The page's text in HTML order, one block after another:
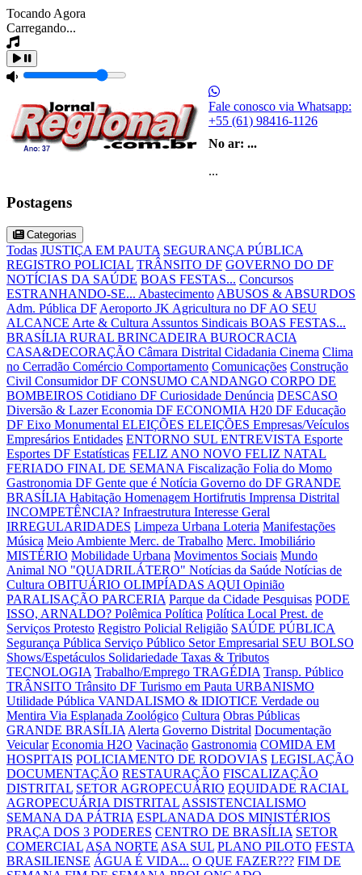
Tocando Agora
Carregando...
Fale conosco via Whatsapp:
+55 (61) 98416-1126
No ar: ...
...
Postagens
Categorias
Todas JUSTIÇA EM PAUTA SEGURANÇA PÚBLICA
REGISTRO POLICIAL TRÂNSITO DF GOVERNO DO DF
NOTÍCIAS DA SAÚDE BOAS FESTAS... Concursos
ESTRANHANDO-SE... AbastecimentoABUSOS & ABSURDOS
Adm. Pública DFAeroporto JKAgricultura no DFAO SEU
ALCANCE Arte & CulturaAssuntos Sindicais BOAS FESTAS...
BRASÍLIA RURAL BRINCADEIRABUROCRACIA
CASA&DECORAÇÃO Câmara Distrital Cidadania Cinema Clima
no Cerradão Comércio Comportamento Comunicações Construção
Civil Consumidor DF CONSUMO CANDANGO CORPO DE
BOMBEIROS Cotidiano DF Curiosidade Denúncia DESCASO
Diversão & LazerEconomia DF ECONOMIA H20 DF Educação
DF Eixo Monumental ELEIÇÕES ELEIÇÕES Empresas/Veículos
Empresários Entidades ENTORNO SUL ENTREVISTAEsporte
Esportes DF Estatísticas FELIZ ANO NOVO FELIZ NATAL
FERIADO FINAL DE SEMANAFiscalização Folia do Momo
Gastronomia DF Gente que é Notícia Governo do DF GRANDE
BRASÍLIAHabitação Homenagem Hortifrutis Imprensa Distrital
INCOMPETÊNCIA? Infraestrutura Interesse Geral
IRREGULARIDADES Limpeza Urbana Loteria Manifestações
Música Meio Ambiente Merc. de Trabalho Merc. Imobiliário
MISTÉRIO Mobilidade Urbana Movimentos Sociais Mundo
Animal NO "QUADRILÁTERO" Notícias da Saúde Notícias de
Cultura OBITUÁRIO OLIMPÍADAS AQUI Opinião
PARALISAÇÃO PARCERIA Parque da Cidade Pesquisas PODE
ISSO, ARNALDO? Polêmica Política Política Local Prest. de
Serviços Protesto Registro Policial Religião SAÚDE PÚBLICA
Segurança Pública Serviço Público Setor Empresarial SEU BOLSO
Shows/Espetáculos Solidariedade Taxas & Tributos
TECNOLOGIA Trabalho/Emprego TRAGÉDIA Transp. Público
TRÂNSITO Trânsito DF Turismo em Pauta URBANISMO
Utilidade Pública VANDALISMO & IDIOTICE Verdade ou
Mentira Via Esplanada Zoológico Cultura Obras Públicas
GRANDE BRASÍLIAAlerta Governo Distrital Documentação
Veicular Economia H2O Vacinação Gastronomia COMIDA EM
HOSPITAIS POLICIAMENTO DE RODOVIAS LEGISLAÇÃO
DOCUMENTAÇÃO RESTAURAÇÃO FISCALIZAÇÃO
DISTRITAL SETOR AGROPECUÁRIO EQUIDADE RACIAL
AGROPECUÁRIA DISTRITALASSISTENCIALISMO
SEMANA DA PÁTRIA ESPLANADA DOS MINISTÉRIOS
PRAÇA DOS 3 PODERES CENTRO DE BRASÍLIA SETOR
COMERCIALASA NORTE ASA SUL PLANO PILOTO FESTA
BRASILIENSE ÁGUA É VIDA... O QUE FAZER??? FIM DE